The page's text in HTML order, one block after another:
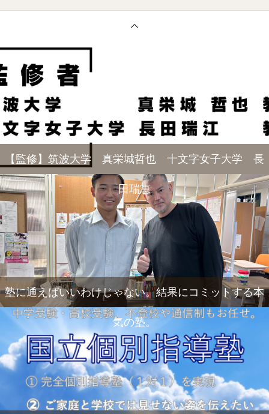
【監修】筑波大学 真栄城哲也 十文字女子大学 長
田瑞恵
塾に通えばいいわけじゃない。結果にコミットする本
気の塾。
電話 メール Zoom